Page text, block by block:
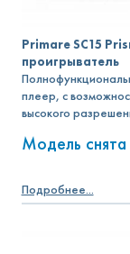
Primare SC15
проигрыватель
плеер, с
высокого
Модель
Подробнее...